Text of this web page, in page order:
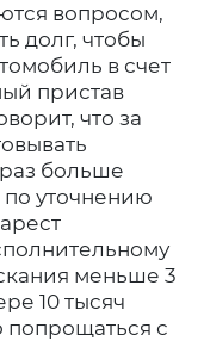
вопросом,
долг, чтобы
в счет
пристав
что за
больше
по уточнению
меньше 3
10 тысяч
с